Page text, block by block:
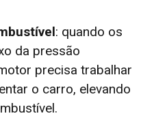
: quando os
da pressão
precisa trabalhar
o carro, elevando